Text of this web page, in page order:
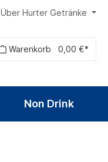
Über Hurter Getränke
Warenkorb 0,00 €*
Non Drink